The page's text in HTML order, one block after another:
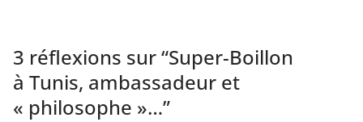
3 réflexions sur “Super-Boillon
à Tunis, ambassadeur et
« philosophe »…”